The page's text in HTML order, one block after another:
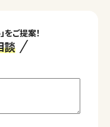
ご提案！
談